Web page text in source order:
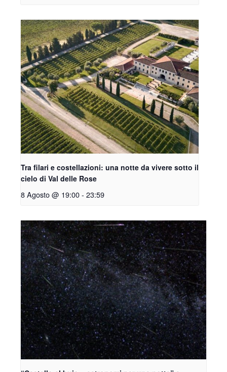
Tra filari e costellazioni: una notte da vivere sotto il
cielo di Val delle Rose
8 Agosto @ 19:00- 23:59